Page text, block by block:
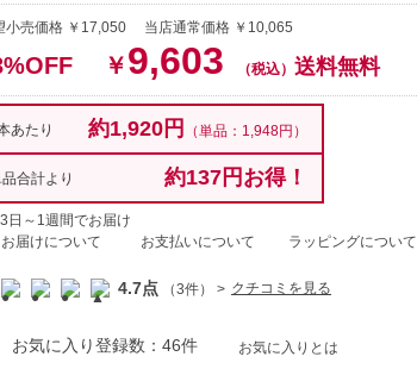
小売価格 ￥17,050 当店通常価格 ￥10,065
￥9,603 （税込） 送料無料
あたり 約1,920円 （単品：1,948円）
合計より 約137円お得！
日～1週間でお届け
お届けについて
お支払いについて ラッピングについて
4.7点 （3件） クチコミを見る
お気に入り登録数：46件 お気に入りとは